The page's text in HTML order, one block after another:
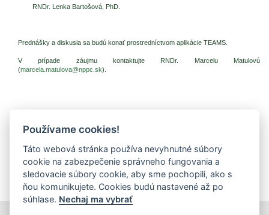
RNDr. Lenka Bartošová, PhD.
Prednášky a diskusia sa budú konať prostredníctvom aplikácie TEAMS.
V prípade záujmu kontaktujte RNDr. Marcelu Matulovú
(marcela.matulova@nppc.sk).
Prílohy (dokumenty na stiahnutie)
Pozvánka (pdf, 227.59 Kb, 165x)
Plán ÚS 2025 (pdf, 247.34 Kb, 121x)
Používame cookies!
Táto webová stránka používa nevyhnutné súbory
cookie na zabezpečenie správneho fungovania a
sledovacie súbory cookie, aby sme pochopili, ako s
ňou komunikujete. Cookies budú nastavené až po
súhlase. Nechaj ma vybrať